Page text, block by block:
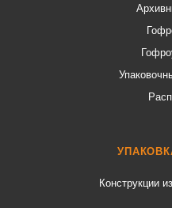
Конструкции